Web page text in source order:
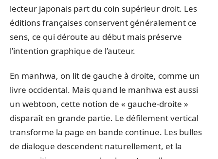
lecteur japonais part du coin supérieur droit. Les
éditions françaises conservent généralement ce
sens, ce qui déroute au début mais préserve
l’intention graphique de l’auteur.
En manhwa, on lit de gauche à droite, comme un
livre occidental. Mais quand le manhwa est aussi
un webtoon, cette notion de « gauche-droite »
disparaît en grande partie. Le défilement vertical
transforme la page en bande continue. Les bulles
de dialogue descendent naturellement, et la